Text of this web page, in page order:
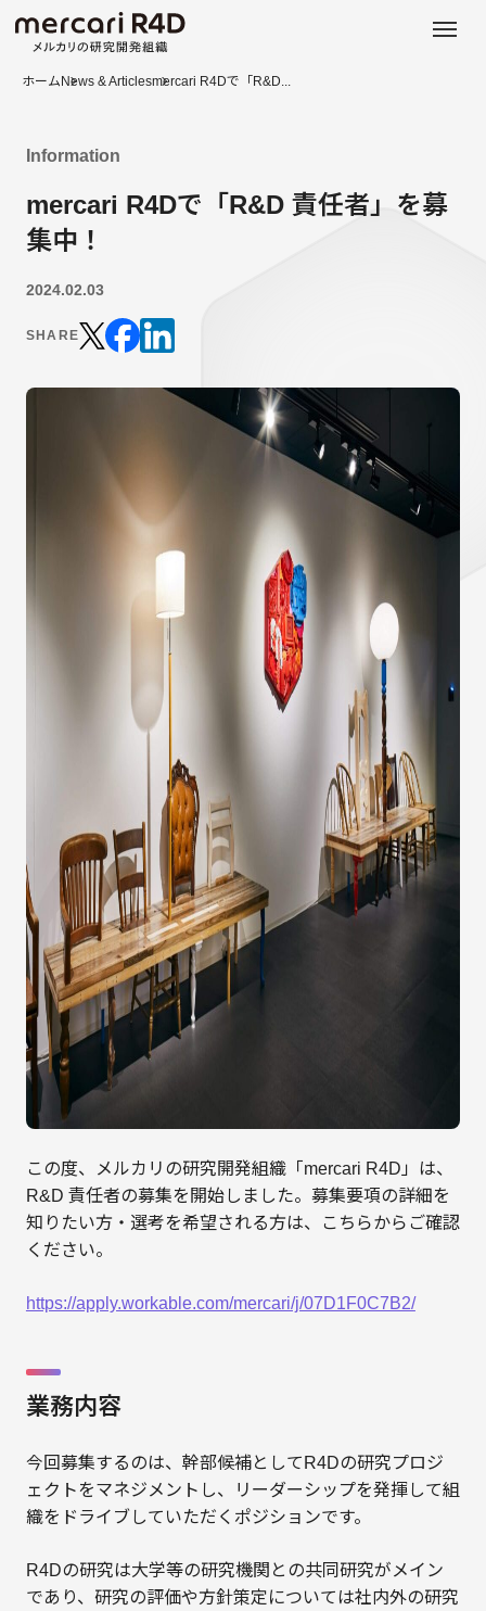
ホーム News & Articlesmercari R4Dで「R&D...
Information
mercari R4Dで「R&D 責任者」を募
集中！
2024.02.03
SHARE
この度、メルカリの研究開発組織「mercari R4D」は、
R&D 責任者の募集を開始しました。募集要項の詳細を
知りたい方・選考を希望される方は、こちらからご確認
ください。
https://apply.workable.com/mercari/j/07D1F0C7B2/
業務内容
今回募集するのは、幹部候補としてR4Dの研究プロジ
ェクトをマネジメントし、リーダーシップを発揮して組
織をドライブしていただくポジションです。
R4Dの研究は大学等の研究機関との共同研究がメイン
であり、研究の評価や方針策定については社内外の研究